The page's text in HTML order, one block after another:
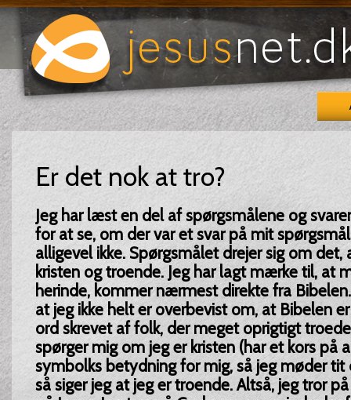
Er det nok at tro?
Jeg har læst en del af spørgsmålene og
for at se, om der var et svar på mit
alligevel ikke. Spørgsmålet drejer sig om det,
kristen og troende. Jeg har lagt mærke til, at
herinde, kommer nærmest direkte fra
at jeg ikke helt er overbevist om, at Bibelen
ord skrevet af folk, der meget oprigtigt
spørger mig om jeg er kristen (har et kors på
symbolks betydning for mig, så jeg møder tit
så siger jeg at jeg er troende. Altså, jeg tror